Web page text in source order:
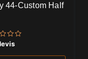
44-Custom Half